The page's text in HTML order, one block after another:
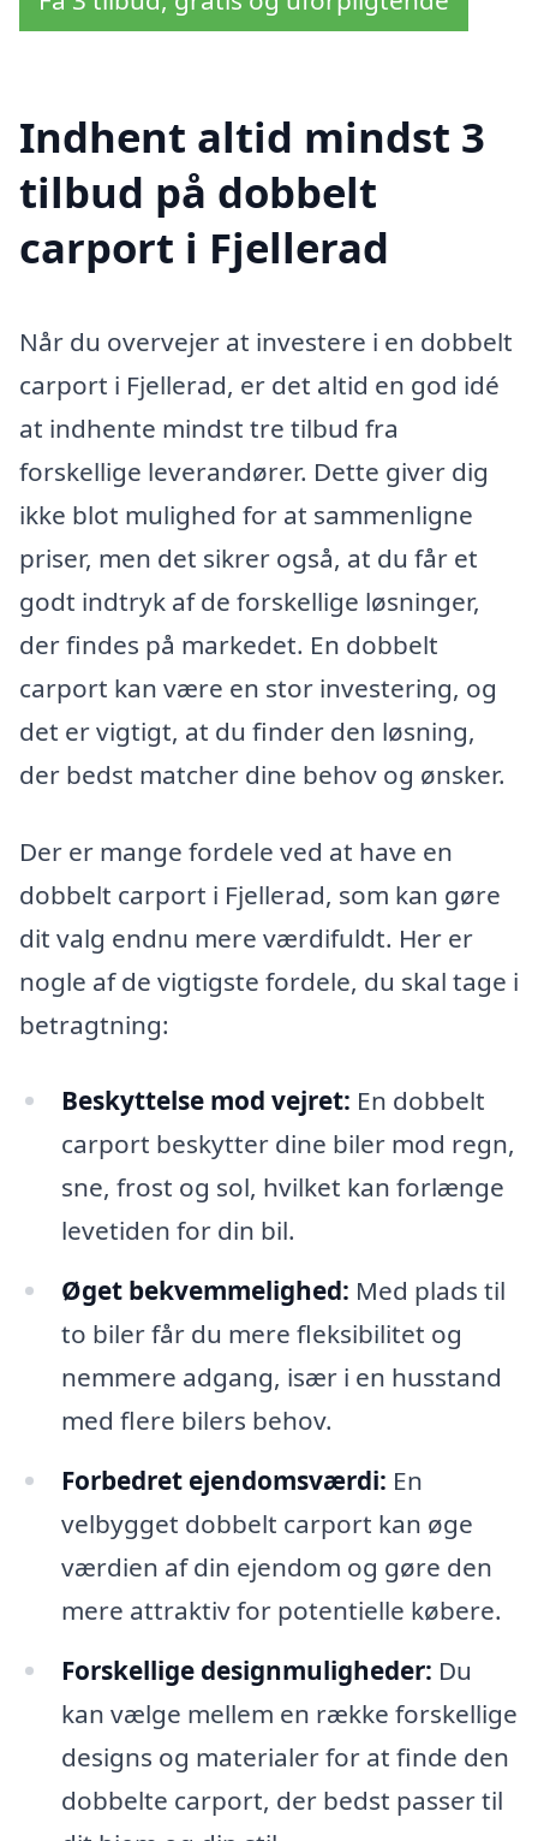
Indhent altid mindst 3
tilbud på dobbelt
carport i Fjellerad
Når du overvejer at investere i en dobbelt
carport i Fjellerad, er det altid en god idé
at indhente mindst tre tilbud fra
forskellige leverandører. Dette giver dig
ikke blot mulighed for at sammenligne
priser, men det sikrer også, at du får et
godt indtryk af de forskellige løsninger,
der findes på markedet. En dobbelt
carport kan være en stor investering, og
det er vigtigt, at du finder den løsning,
der bedst matcher dine behov og ønsker.
Der er mange fordele ved at have en
dobbelt carport i Fjellerad, som kan gøre
dit valg endnu mere værdifuldt. Her er
nogle af de vigtigste fordele, du skal tage i
betragtning:
Beskyttelse mod vejret: En dobbelt
carport beskytter dine biler mod regn,
sne, frost og sol, hvilket kan forlænge
levetiden for din bil.
Øget bekvemmelighed: Med plads til
to biler får du mere fleksibilitet og
nemmere adgang, især i en husstand
med flere bilers behov.
Forbedret ejendomsværdi: En
velbygget dobbelt carport kan øge
værdien af din ejendom og gøre den
mere attraktiv for potentielle købere.
Forskellige designmuligheder: Du
kan vælge mellem en række forskellige
designs og materialer for at finde den
dobbelte carport, der bedst passer til